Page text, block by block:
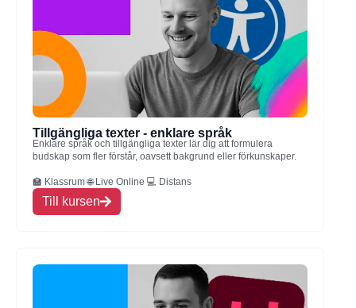
Tillgängliga texter - enklare språk
Enklare språk och tillgängliga texter lär dig att formulera
budskap som fler förstår, oavsett bakgrund eller förkunskaper.
🏫 Klassrum 🌐 Live Online 💻 Distans
Till kursen